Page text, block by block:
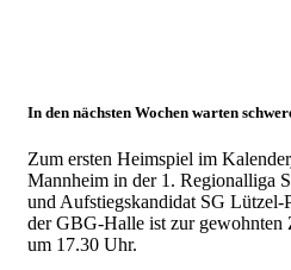
In den nächsten Wochen warten
Zum ersten Heimspiel im
Mannheim in der 1. Regionalliga
und Aufstiegskandidat SG
der GBG-Halle ist zur gewohnten
um 17.30 Uhr.